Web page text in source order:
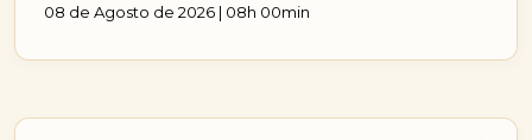
08 de Agosto de 2026 | 08h 00min